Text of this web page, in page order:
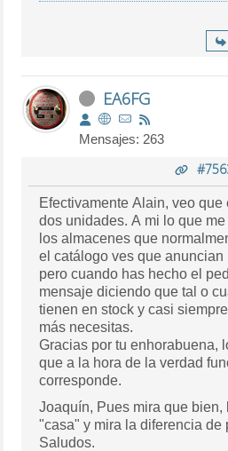
EA6FG
Mensajes: 263
Efectivamente Alain, veo
dos unidades. A mi lo que
los almacenes que
el catálogo ves que anuncian
pero cuando has hecho el
mensaje diciendo que tal o
tienen en stock y casi
más necesitas.
Gracias por tu enhorabuena,
que a la hora de la verdad
corresponde.
Joaquín, Pues mira que bien,
"casa" y mira la diferencia de
Saludos.